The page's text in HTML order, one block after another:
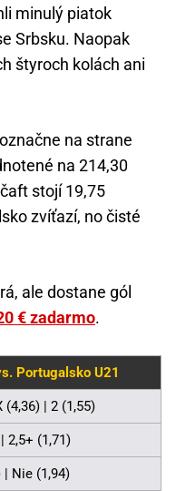
minulý piatok
Srbsku. Naopak
štyroch kolách ani
na strane
na 214,30
stojí 19,75
zvíťazí, no čisté
ale dostane gól
€ zadarmo.
Portugalsko U21
(4,36) | 2 (1,55)
2,5+ (1,71)
| Nie (1,94)